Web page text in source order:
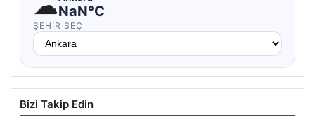
NaN°C
ŞEHIR SEÇ
Bizi Takip Edin